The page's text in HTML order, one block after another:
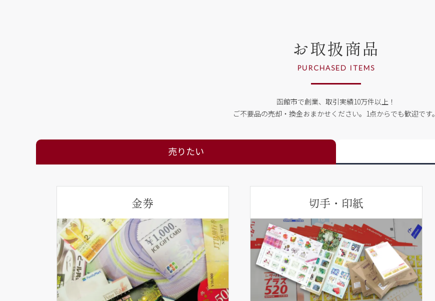
お取扱商品
PURCHASED ITEMS
函館市で創業、取引実績10万件以上！
ご不要品の売却・換金おまかせください。 1点からでも歓迎です。
売りたい
金券 切手・印紙